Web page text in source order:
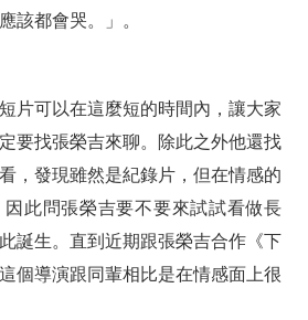
該都會哭。」。
片可以在這麼短的時間內，讓大家
要找張榮吉來聊。除此之外他還找
，發現雖然是紀錄片，但在情感的
此問張榮吉要不要來試試看做長
誕生。直到近期跟張榮吉合作《下
個導演跟同輩相比是在情感面上很